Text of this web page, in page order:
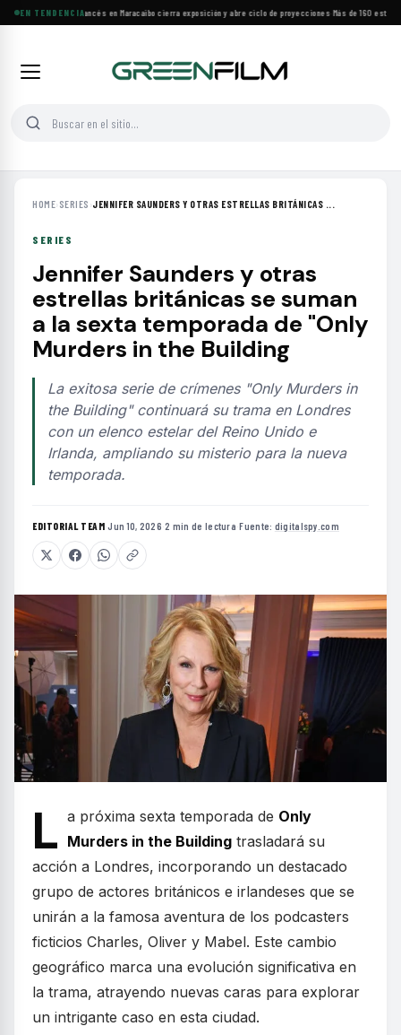
EN TENDENCIA
Festival de Cine Francés en Maracaibo cierra exposición y abre ciclo de proyecciones·Más de 160
HOME› SERIES ›JENNIFER SAUNDERS Y OTRAS ESTRELLAS BRITÁNICAS ...
SERIES
Jennifer Saunders y otras
estrellas británicas se suman
a la sexta temporada de "Only
Murders in the Building
La exitosa serie de crímenes "Only Murders in
the Building" continuará su trama en Londres
con un elenco estelar del Reino Unido e
Irlanda, ampliando su misterio para la nueva
temporada.
EDITORIAL TEAM·Jun 10, 2026·2 min de lectura·Fuente: digitalspy.com
L a próxima sexta temporada de Only
Murders in the Building trasladará su
acción a Londres, incorporando un destacado
grupo de actores británicos e irlandeses que se
unirán a la famosa aventura de los podcasters
ficticios Charles, Oliver y Mabel. Este cambio
geográfico marca una evolución significativa en
la trama, atrayendo nuevas caras para explorar
un intrigante caso en esta ciudad.